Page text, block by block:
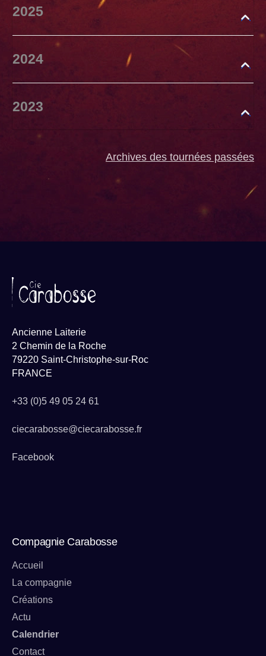
2025
2024
2023
Archives des tournées passées
Ancienne Laiterie
2 Chemin de la Roche
79220 Saint-Christophe-sur-Roc
FRANCE
+33 (0)5 49 05 24 61
ciecarabosse@ciecarabosse.fr
Facebook
Compagnie Carabosse
Accueil
La compagnie
Créations
Actu
Calendrier
Contact